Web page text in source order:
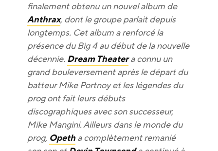
finalement obtenu un nouvel album de
Anthrax, dont le groupe parlait depuis
longtemps. Cet album a renforcé la
présence du Big 4 au début de la nouvelle
décennie. Dream Theatera connu un
grand bouleversement après le départ du
batteur Mike Portnoy et les légendes du
prog ont fait leurs débuts
discographiques avec son successeur,
Mike Mangini. Ailleurs dans le monde du
prog, Opeth a complètement remanié